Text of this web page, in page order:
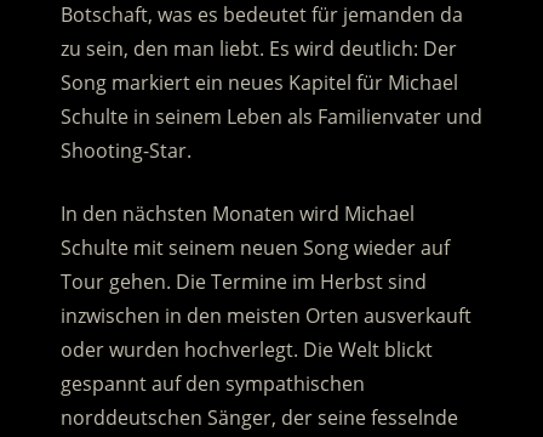
Botschaft, was es bedeutet für jemanden da
zu sein, den man liebt. Es wird deutlich: Der
Song markiert ein neues Kapitel für Michael
Schulte in seinem Leben als Familienvater und
Shooting-Star.
In den nächsten Monaten wird Michael
Schulte mit seinem neuen Song wieder auf
Tour gehen. Die Termine im Herbst sind
inzwischen in den meisten Orten ausverkauft
oder wurden hochverlegt. Die Welt blickt
gespannt auf den sympathischen
norddeutschen Sänger, der seine fesselnde